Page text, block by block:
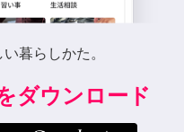
暮らしかた。
ダウンロード